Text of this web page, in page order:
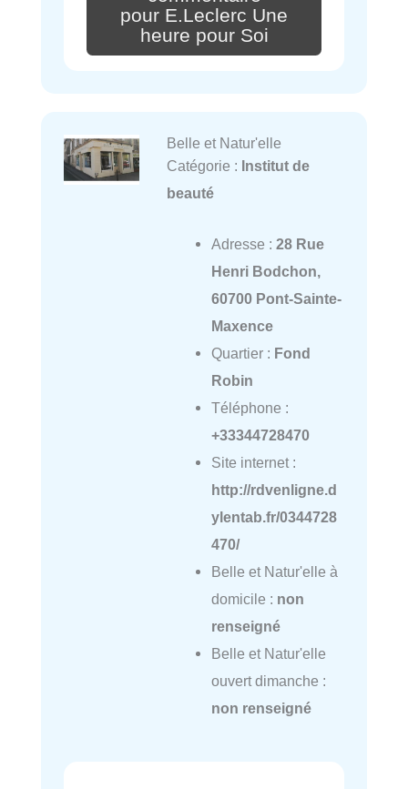
pour E.Leclerc Une
heure pour Soi
Belle et Natur'elle
Catégorie : Institut de
beauté
Adresse : 28 Rue
Henri Bodchon,
60700 Pont-Sainte-
Maxence
Quartier : Fond
Robin
Téléphone :
+33344728470
Site internet :
http://rdvenligne.d
ylentab.fr/0344728
470/
Belle et Natur'elle à
domicile : non
renseigné
Belle et Natur'elle
ouvert dimanche :
non renseigné